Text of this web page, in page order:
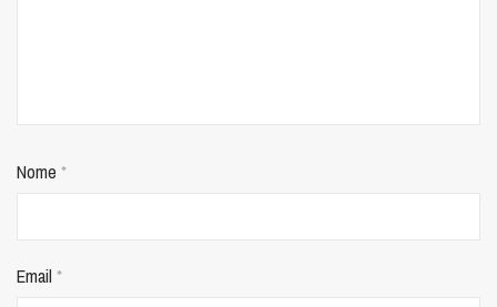
Nome *
Email *